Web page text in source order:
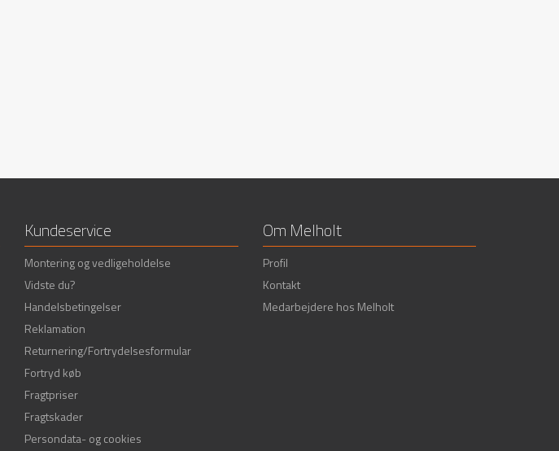
Kundeservice
Montering og vedligeholdelse
Vidste du?
Handelsbetingelser
Reklamation
Returnering/Fortrydelsesformular
Fortryd køb
Fragtpriser
Fragtskader
Persondata- og cookies
Om Melholt
Profil
Kontakt
Medarbejdere hos Melholt